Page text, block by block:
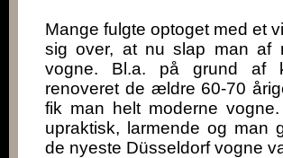
Mange fulgte optoget med et
sig over, at nu slap man af
vogne. Bl.a. på grund af
renoveret de ældre 60-70
fik man helt moderne
upraktisk, larmende og man
de nyeste Düsseldorf vogne